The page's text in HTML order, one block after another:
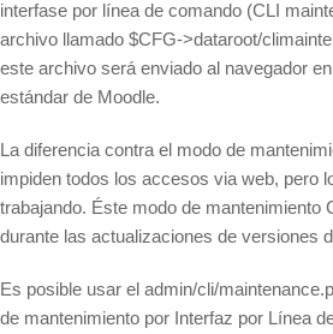
interfase por línea de comando (CLI
archivo llamado $CFG->dataroot/
este archivo será enviado al navegador
estándar de Moodle.
La diferencia contra el modo de
impiden todos los accesos via web, pero
trabajando. Éste modo de mantenimiento
durante las actualizaciones de versiones
Es posible usar el admin/cli/
de mantenimiento por Interfaz por Línea